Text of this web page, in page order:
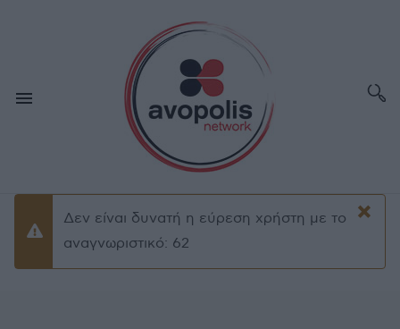
×
Προειδοποίσηση
Δεν είναι δυνατή η εύρεση χρήστη με το
αναγνωριστικό: 62